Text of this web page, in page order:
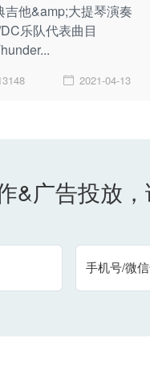
吉他&amp;大提琴演奏
乐队代表曲目
2021-04-13
&广告投放
手机号/微